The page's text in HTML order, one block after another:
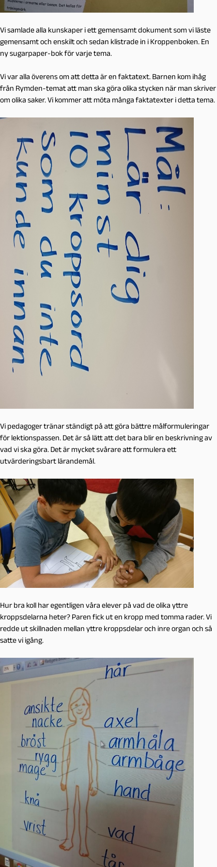
Vi samlade alla kunskaper i ett gemensamt dokument som vi läste
gemensamt och enskilt och sedan klistrade in i Kroppenboken. En
ny sugarpaper-bok för varje tema.
Vi var alla överens om att detta är en faktatext. Barnen kom ihåg
från Rymden-temat att man ska göra olika stycken när man skriver
om olika saker. Vi kommer att möta många faktatexter i detta tema.
Vi pedagoger tränar ständigt på att göra bättre målformuleringar
för lektionspassen. Det är så lätt att det bara blir en beskrivning av
vad vi ska göra. Det är mycket svårare att formulera ett
utvärderingsbart lärandemål.
Hur bra koll har egentligen våra elever på vad de olika yttre
kroppsdelarna heter? Paren fick ut en kropp med tomma rader. Vi
redde ut skillnaden mellan yttre kroppsdelar och inre organ och så
satte vi igång.